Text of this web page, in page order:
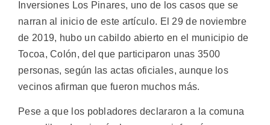
Inversiones Los Pinares, uno de los casos que se
narran al inicio de este artículo. El 29 de noviembre
de 2019, hubo un cabildo abierto en el municipio de
Tocoa, Colón, del que participaron unas 3500
personas, según las actas oficiales, aunque los
vecinos afirman que fueron muchos más.
Pese a que los pobladores declararon a la comuna